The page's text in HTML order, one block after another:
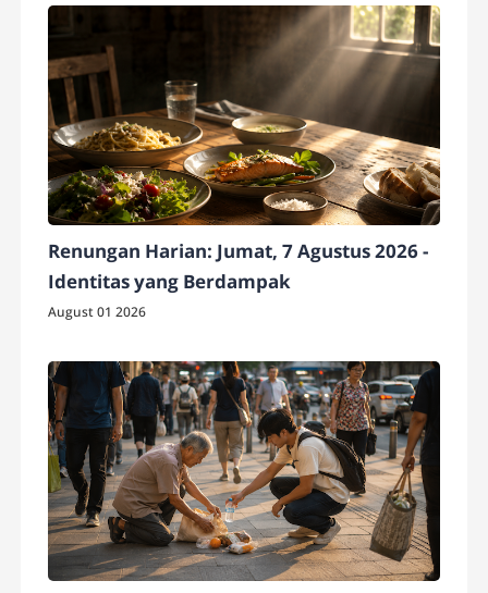
Renungan Harian: Jumat, 7 Agustus 2026 -
Identitas yang Berdampak
August 01 2026